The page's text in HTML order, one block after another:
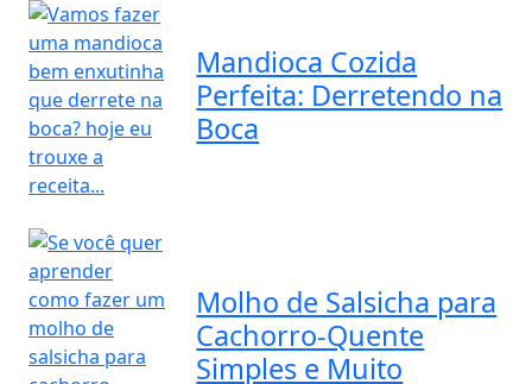
Mandioca Cozida
Perfeita: Derretendo na
Boca
Molho de Salsicha para
Cachorro-Quente
Simples e Muito